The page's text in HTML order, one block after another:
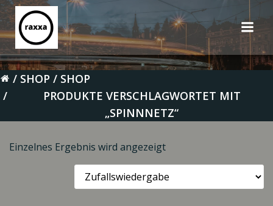
Inhalt
springen
SHOP
SHOP
PRODUKTE VERSCHLAGWORTET MIT
„SPINNNETZ“
Einzelnes Ergebnis wird angezeigt